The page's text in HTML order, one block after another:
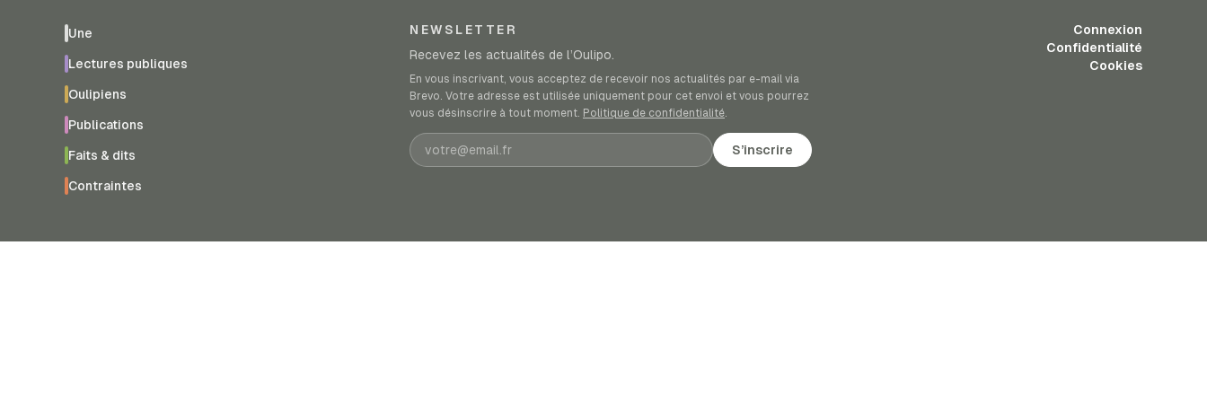
Une
Lectures publiques
Oulipiens
Publications
Faits & dits
Contraintes
NEWSLETTER
Recevez les actualités de l’Oulipo.
En vous inscrivant, vous acceptez de recevoir nos actualités par e-mail via
Brevo. Votre adresse est utilisée uniquement pour cet envoi et vous pourrez
vous désinscrire à tout moment. Politique de confidentialité.
Adresse e-mail S’inscrire
Connexion
Confidentialité
Cookies